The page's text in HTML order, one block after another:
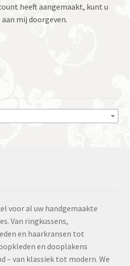
heeft aangemaakt, kunt u
mij doorgeven.
voor al uw handgemaakte
Van ringkussens,
en haarkransen tot
en dooplakens
– van klassiek tot modern. We